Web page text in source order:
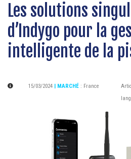
Les solutions
d’Indygo pour la
intelligente de la
15/03/2024 | MARCHÉ : France